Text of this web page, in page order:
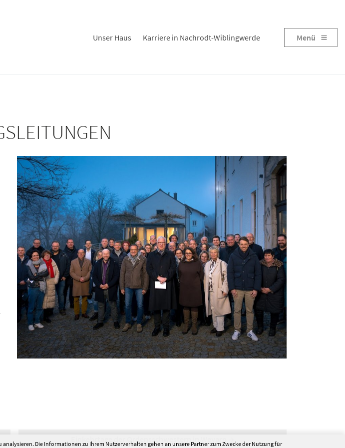
Unser Haus Karriere in Nachrodt-Wiblingwerde Menü
Einkehrtage der Ordensschwestern in Weyarn
Die Informationen zu Ihrem Nutzerverhalten gehen an unsere Partner zum Zwecke der Nutzung für